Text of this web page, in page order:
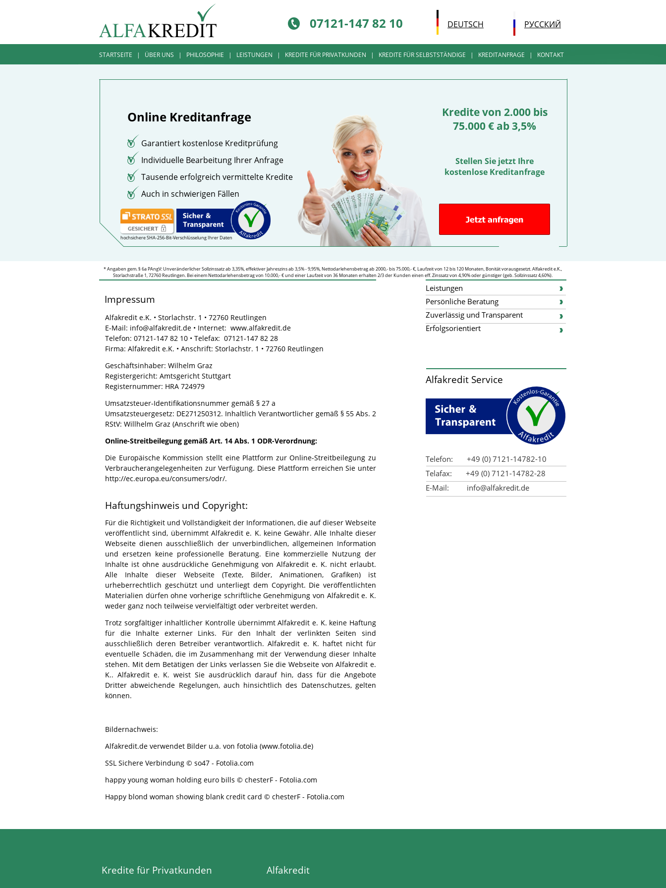
Kredite für Privatkunden Alfakredit
STARTSEITE | ÜBER UNS | PHILOSOPHIE | LEISTUNGEN | KREDITE FÜR PRIVATKUNDEN | KREDITE FÜR SELBSTSTÄNDIGE | KREDITANFRAGE | KONTAKT
Garantiert kostenlose Kreditprüfung
Individuelle Bearbeitung Ihrer Anfrage
Tausende erfolgreich vermittelte Kredite
Auch in schwierigen Fällen
DEUTSCH РУССКИЙ
07121-147 82 10
* Angaben gem. § 6a PAngV: Unveränderlicher Sollzinssatz ab 3,35%, effektiver Jahreszins ab 3,5% -9,95%, Nettodarlehensbetrag ab 2000,-bis 75.000,-€, Laufzeit von 12 bis 120 Monaten, Bonität vorausgesetzt. Alfakredit e.K.,
Storlachstraße 1, 72760 Reutlingen. Bei einem Nettodarlehensbetrag von 10.000,-€ und einer Laufzeit von 36 Monaten erhalten 2/3 der Kunden einen eff. Zinssatz von 4,90% oder günstiger (geb. Sollzinssatz 4,60%).
hochsichere SHA-256-Bit-Verschlüsselung Ihrer Daten
Kredite von 2.000 bis
75.000 € ab 3,5%
Stellen Sie jetzt Ihre
kostenlose Kreditanfrage
Alfakredit Service
Telefon: +49 (0) 7121-14782-10
Telafax: +49 (0) 7121-14782-28
E-Mail: info@alfakredit.de
Leistungen
Persönliche Beratung
Zuverlässig und Transparent
Erfolgsorientiert
Alfakredit e.K. • Storlachstr. 1 • 72760 Reutlingen
E-Mail: info@alfakredit.de • Internet: www.alfakredit.de
Telefon: 07121-147 82 10 • Telefax: 07121-147 82 28
Firma: Alfakredit e.K. • Anschrift: Storlachstr. 1 • 72760 Reutlingen
Geschäftsinhaber: Wilhelm Graz
Registergericht: Amtsgericht Stuttgart
Registernummer: HRA 724979
Umsatzsteuer-Identifikationsnummer gemäß § 27 a
Umsatzsteuergesetz: DE271250312. Inhaltlich Verantwortlicher gemäß § 55 Abs. 2
RStV: Willhelm Graz (Anschrift wie oben)
Online-Streitbeilegung gemäß Art. 14 Abs. 1 ODR-Verordnung:
Die Europäische Kommission stellt eine Plattform zur Online-Streitbeilegung zu
Verbraucherangelegenheiten zur Verfügung. Diese Plattform erreichen Sie unter
http://ec.europa.eu/consumers/odr/.
Haftungshinweis und Copyright:
Für die Richtigkeit und Vollständigkeit der Informationen, die auf dieser Webseite
veröffentlicht sind, übernimmt Alfakredit e. K. keine Gewähr. Alle Inhalte dieser
Webseite dienen ausschließlich der unverbindlichen, allgemeinen Information
und ersetzen keine professionelle Beratung. Eine kommerzielle Nutzung der
Inhalte ist ohne ausdrückliche Genehmigung von Alfakredit e. K. nicht erlaubt.
Alle Inhalte dieser Webseite (Texte, Bilder, Animationen, Grafiken) ist
urheberrechtlich geschützt und unterliegt dem Copyright. Die veröffentlichten
Materialien dürfen ohne vorherige schriftliche Genehmigung von Alfakredit e. K.
weder ganz noch teilweise vervielfältigt oder verbreitet werden.
Trotz sorgfältiger inhaltlicher Kontrolle übernimmt Alfakredit e. K. keine Haftung
für die Inhalte externer Links. Für den Inhalt der verlinkten Seiten sind
ausschließlich deren Betreiber verantwortlich. Alfakredit e. K. haftet nicht für
eventuelle Schäden, die im Zusammenhang mit der Verwendung dieser Inhalte
stehen. Mit dem Betätigen der Links verlassen Sie die Webseite von Alfakredit e.
K.. Alfakredit e. K. weist Sie ausdrücklich darauf hin, dass für die Angebote
Dritter abweichende Regelungen, auch hinsichtlich des Datenschutzes, gelten
können.
Bildernachweis:
Alfakredit.de verwendet Bilder u.a. von fotolia (www.fotolia.de)
SSL Sichere Verbindung © so47 - Fotolia.com
happy young woman holding euro bills © chesterF - Fotolia.com
Happy blond woman showing blank credit card © chesterF - Fotolia.com
Impressum